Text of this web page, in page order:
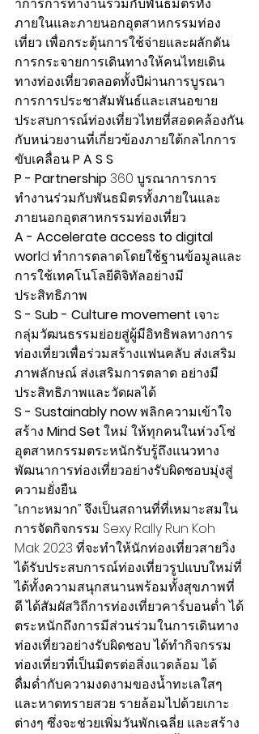
ภายในและภายนอกอุตสาหกรรมท่อง
เที่ยว เพื่อกระตุ้นการใช้จ่ายและผลักดัน
การกระจายการเดินทางให้คนไทยเดิน
ทางท่องเที่ยวตลอดทั้งปีผ่านการบูรณา
การการประชาสัมพันธ์และเสนอขาย
ประสบการณ์ท่องเที่ยวไทยที่สอดคล้องกัน
กับหน่วยงานที่เกี่ยวข้องภายใต้กลไกการ
ขับเคลื่อน P A S S
P - Partnership 360 บูรณาการการ
ทำงานร่วมกับพันธมิตรทั้งภายในและ
ภายนอกอุตสาหกรรมท่องเที่ยว
A - Accelerate access to digital
world ทำการตลาดโดยใช้ฐานข้อมูลและ
การใช้เทคโนโลยีดิจิทัลอย่างมี
ประสิทธิภาพ
S - Sub - Culture movement เจาะ
กลุ่มวัฒนธรรมย่อยสู่ผู้มีอิทธิพลทางการ
ท่องเที่ยวเพื่อร่วมสร้างแฟนคลับ ส่งเสริม
ภาพลักษณ์ ส่งเสริมการตลาด อย่างมี
ประสิทธิภาพและวัดผลได้
S - Sustainably now พลิกความเข้าใจ
สร้าง Mind Set ใหม่ ให้ทุกคนในห่วงโซ่
อุตสาหกรรมตระหนักรับรู้ถึงแนวทาง
พัฒนาการท่องเที่ยวอย่างรับผิดชอบมุ่งสู่
ความยั่งยืน
“เกาะหมาก” จึงเป็นสถานที่ที่เหมาะสมใน
การจัดกิจกรรม Sexy Rally Run Koh
Mak 2023 ที่จะทำให้นักท่องเที่ยวสายวิ่ง
ได้รับประสบการณ์ท่องเที่ยวรูปแบบใหม่ที่
ได้ทั้งความสนุกสนานพร้อมทั้งสุขภาพที่
ดี ได้สัมผัสวิถีการท่องเที่ยวคาร์บอนต่ำ ได้
ตระหนักถึงการมีส่วนร่วมในการเดินทาง
ท่องเที่ยวอย่างรับผิดชอบ ได้ทำกิจกรรม
ท่องเที่ยวที่เป็นมิตรต่อสิ่งแวดล้อม ได้
ดื่มด่ำกับความงดงามของน้ำทะเลใสๆ
และหาดทรายสวย รายล้อมไปด้วยเกาะ
ต่างๆ ซึ่งจะช่วยเพิ่มวันพักเฉลี่ย และสร้าง